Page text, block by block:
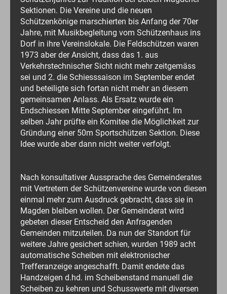
Sektionen. Die Vereine und die neuen
Schützenkönige marschierten bis Anfang der 70er
Jahre, mit Musikbegleitung vom Schützenhaus ins
Dorf in ihre Vereinslokale. Die Feldschützen waren
1973 aber der Ansicht, dass das 1. aus
Verkehrstechnischer Sicht nicht mehr zeitgemäss
sei und 2. die Schiesssaison im September endet
und beteiligte sich fortan nicht mehr an diesem
gemeinsamen Anlass. Als Ersatz wurde ein
Endschiessen Mitte September eingeführt. Im
selben Jahr prüfte ein Komitee die Möglichkeit zur
Gründung einer 50m Sportschützen Sektion. Diese
Idee wurde aber dann nicht weiter verfolgt.
Nach konsultativer Aussprache des Gemeinderates
mit Vertretern der Schützenvereine wurde von diesen
einmal mehr zum Ausdruck gebracht, dass sie in
Magden bleiben wollen. Der Gemeinderat wird
gebeten dieser Entscheid den Anfragenden
Gemeinden mitzuteilen. Da nun der Standort für
weitere Jahre gesichert schien, wurden 1989 acht
automatische Scheiben mit elektronischer
Trefferanzeige angeschafft. Damit endete das
Handzeigen d.hd. im Scheibenstand manuell die
Scheiben zu kehren und Schusswerte mit diversen